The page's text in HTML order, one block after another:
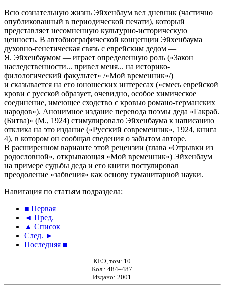
Всю сознательную жизнь Эйхенбаум вел дневник (частично
опубликованный в периодической печати), который
представляет несомненную культурно-историческую
ценность. В автобиографической концепции Эйхенбаума
духовно-генетическая связь с еврейским дедом —
Я. Эйхенбаумом — играет определенную роль («Закон
наследственности... привел меня... на историко-
филологический факультет» /«Мой временник»/)
и сказывается на его юношеских интересах («смесь еврейской
крови с русской образует, очевидно, особое химическое
соединение, имеющее сходство с кровью романо-германских
народов»). Анонимное издание перевода поэмы деда «Гакраб.
(Битва)» (М., 1924) стимулировало Эйхенбаума к написанию
отклика на это издание («Русский современник», 1924, книга
4), в котором он сообщал сведения о забытом авторе.
В расширенном варианте этой рецензии (глава «Отрывки из
родословной», открывающая «Мой временник») Эйхенбаум
на примере судьбы деда и его книги постулировал
преодоление «забвения» как основу гуманитарной науки.
Навигация по статьям подраздела:
■ Первая
◄ Пред.
▲ Список
След. ►
Последняя ■
КЕЭ, том: 10.
Кол.: 484–487.
Издано: 2001.